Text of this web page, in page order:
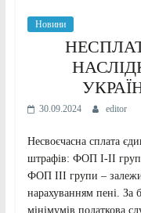
Новини
30.09.2024 editor
Несвоєчасна сплата
штрафів: ФОП I-II
ФОП III групи –
нарахуванням пені. За
мінімумів податкова